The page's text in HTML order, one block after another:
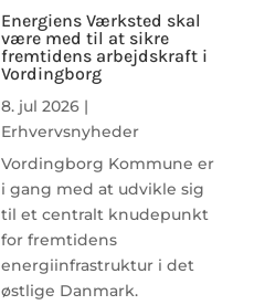
Energiens Værksted skal
være med til at sikre
fremtidens arbejdskraft i
Vordingborg
8. jul 2026|
Erhvervsnyheder
Vordingborg Kommune er
i gang med at udvikle sig
til et centralt knudepunkt
for fremtidens
energiinfrastruktur i det
østlige Danmark.